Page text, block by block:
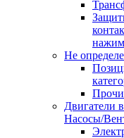
Не
Двигатели
Насосы/